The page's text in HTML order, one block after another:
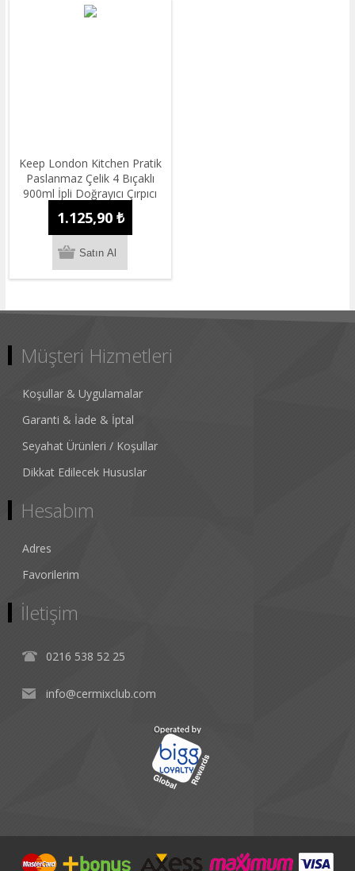
Keep London Kitchen Pratik
Paslanmaz Çelik 4 Bıçaklı
900ml İpli Doğrayıcı Çırpıcı
1.125,90 ₺
Müşteri Hizmetleri
Koşullar & Uygulamalar
Garanti & İade & İptal
Seyahat Ürünleri / Koşullar
Dikkat Edilecek Hususlar
Hesabım
Adres
Favorilerim
İletişim
0216 538 52 25
info@cermixclub.com